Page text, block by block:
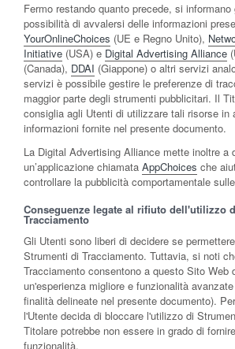
Fermo restando quanto precede, si
possibilità di avvalersi delle informazioni
YourOnlineChoices (UE e Regno Unito),
Initiative (USA) e Digital Advertising Alliance
(Canada), DDAI (Giappone) o altri servizi
servizi è possibile gestire le preferenze di
maggior parte degli strumenti pubblicitari. Il
consiglia agli Utenti di utilizzare tali risorse in
informazioni fornite nel presente documento.
La Digital Advertising Alliance mette inoltre a
un’applicazione chiamata AppChoices che
controllare la pubblicità comportamentale
Conseguenze legate al rifiuto dell'utilizzo
Tracciamento
Gli Utenti sono liberi di decidere se
Strumenti di Tracciamento. Tuttavia, si noti
Tracciamento consentono a questo Sito Web
un'esperienza migliore e funzionalità
finalità delineate nel presente documento).
l'Utente decida di bloccare l'utilizzo di
Titolare potrebbe non essere in grado di
funzionalità.